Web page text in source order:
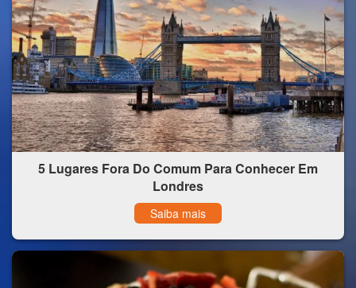
5 Lugares Fora Do Comum Para Conhecer Em
Londres
Saiba mais